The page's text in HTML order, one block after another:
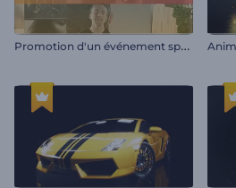
P
romotion d'un événement spécial